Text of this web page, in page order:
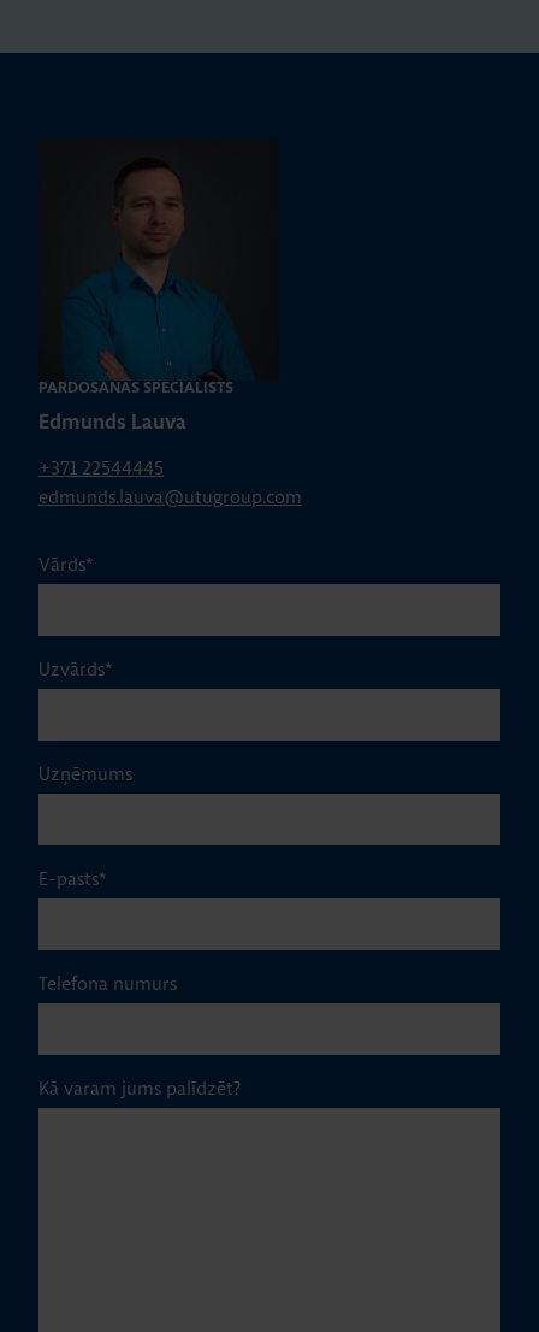
PĀRDOŠANAS SPECIĀLISTS
Edmunds Lauva
+371 22544445
edmunds.lauva@utugroup.com
Vārds*
Uzvārds*
Uzņēmums
E-pasts*
Telefona numurs
Kā varam jums palīdzēt?